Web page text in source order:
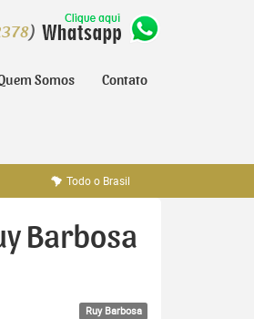
)
Somos Contato
Todo o Brasil
Barbosa
Ruy Barbosa